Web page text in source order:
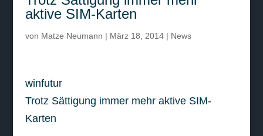
aktive SIM-Karten
von Matze Neumann | März 18, 2014| News
winfutur
Trotz Sättigung immer mehr aktive SIM-
Karten